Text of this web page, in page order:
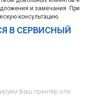
и замечания. При
консультацию.
В СЕРВИСНЫЙ
Ваш принтер или